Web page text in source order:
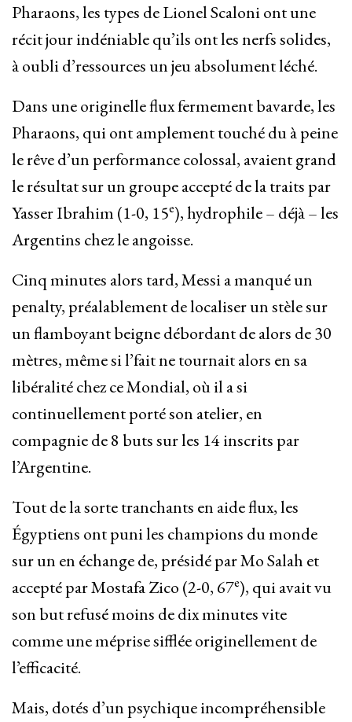
Pharaons, les types de Lionel Scaloni ont une
récit jour indéniable qu’ils ont les nerfs solides,
à oubli d’ressources un jeu absolument léché.
Dans une originelle flux fermement bavarde, les
Pharaons, qui ont amplement touché du à peine
le rêve d’un performance colossal, avaient grand
le résultat sur un groupe accepté de la traits par
Yasser Ibrahim (1-0, 15e), hydrophile – déjà – les
Argentins chez le angoisse.
Cinq minutes alors tard, Messi a manqué un
penalty, préalablement de localiser un stèle sur
un flamboyant beigne débordant de alors de 30
mètres, même si l’fait ne tournait alors en sa
libéralité chez ce Mondial, où il a si
continuellement porté son atelier, en
compagnie de 8 buts sur les 14 inscrits par
l’Argentine.
Tout de la sorte tranchants en aide flux, les
Égyptiens ont puni les champions du monde
sur un en échange de, présidé par Mo Salah et
accepté par Mostafa Zico (2-0, 67e), qui avait vu
son but refusé moins de dix minutes vite
comme une méprise sifflée originellement de
l’efficacité.
Mais, dotés d’un psychique incompréhensible